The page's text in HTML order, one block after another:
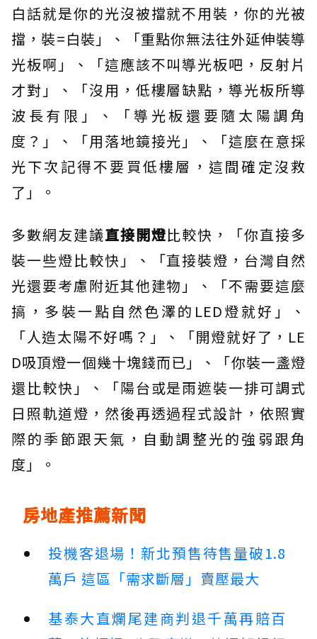
白話就是你的光沒被擋就不用裝，你的光被
擋，裝=白裝」、「重點你無法往外延伸裝導
光板啊」、「這應該不叫導光板吧，反射片
才對」、「沒用，低樓層缺點，導光板所導
波長有限」、「導光板還要隨太陽調角
度？」、「用落地鏡接光」、「這麼在意採
光下次記得不要買低樓層，這間確定沒救
了」。
多數網友建議直接開燈比較快，「你直接多
裝一些燈比較快」、「直接裝燈，台灣自然
光還要考慮附近其他建物」、「不需要這麼
搞，多裝一點自然色澤的LED燈就好」、
「人造太陽不好嗎？」、「開燈就好了，LE
D吸頂燈一個幾十塊錢而已」、「你裝一盞燈
還比較快」、「陽台或是雨遮裝一排可調式
日照軌道燈，然後再透過程式設計，依照實
際的季節跟天氣，自動調整光的強弱跟角
度」。
房地產推薦新聞
投機客退場！新北預售待售量破1.8
萬戶 這區「需求斷層」賣壓最大
基泰大直爛尾建商判退千萬再賠百